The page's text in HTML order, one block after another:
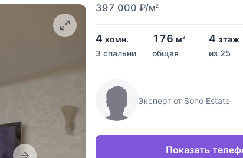
397 000 ₽/м2
4 комн.
3 спальни
176 м2
общая
4 этаж
из 25
Эксперт от Soho Estate
Показать